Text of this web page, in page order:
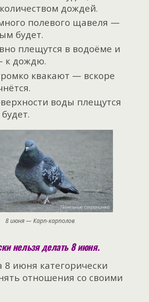
дождей.
полевого щавеля —
будет.
плещутся в водоёме и
к дождю.
квакают — вскоре
воды плещутся
8 июня — Карп-карполов
нельзя делать 8 июня.
8 июня категорически
отношения со своими